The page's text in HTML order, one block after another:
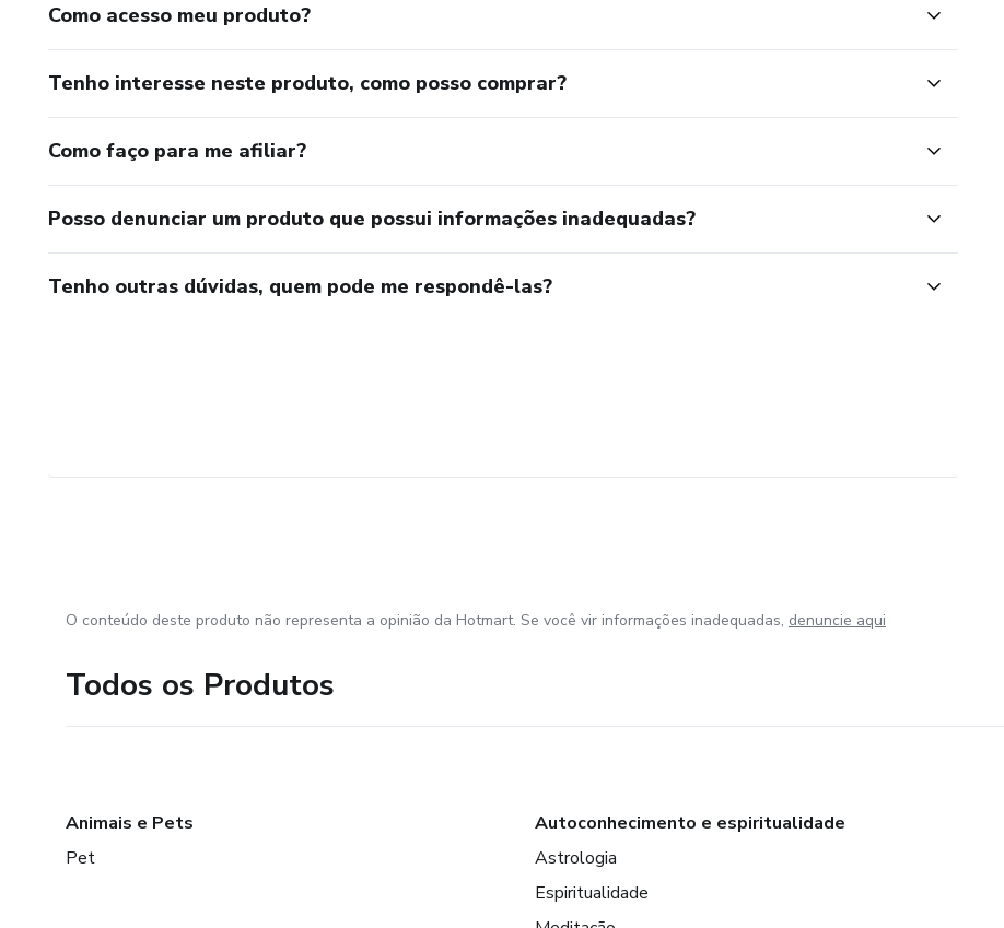
Como acesso meu produto?
Tenho interesse neste produto, como posso comprar?
Como faço para me afiliar?
Posso denunciar um produto que possui informações inadequadas?
Tenho outras dúvidas, quem pode me respondê-las?
O conteúdo deste produto não representa a opinião da Hotmart. Se você vir informações inadequadas, denuncie aqui
Todos os Produtos
Animais e Pets
Pet
Autoconhecimento e espiritualidade
Astrologia
Espiritualidade